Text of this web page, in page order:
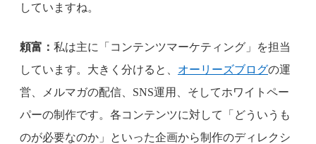
していますね。
頼富： 私は主に「コンテンツマーケティング」を担当
しています。大きく分けると、 オーリーズブログの運
営、メルマガの配信、SNS運用、そしてホワイトペー
パーの制作です。各コンテンツに対して「どういうも
のが必要なのか」といった企画から制作のディレクシ